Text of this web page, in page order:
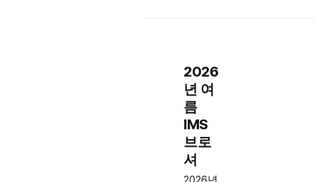
2026
년 여
름
IMS
브로
셔